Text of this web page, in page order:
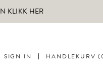
KLIKK HER
SIGN IN HANDLEKURV